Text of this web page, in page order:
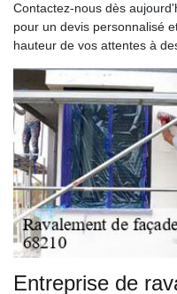
Contactez-nous dès
pour un devis personnalisé
hauteur de vos attentes à
Entreprise de